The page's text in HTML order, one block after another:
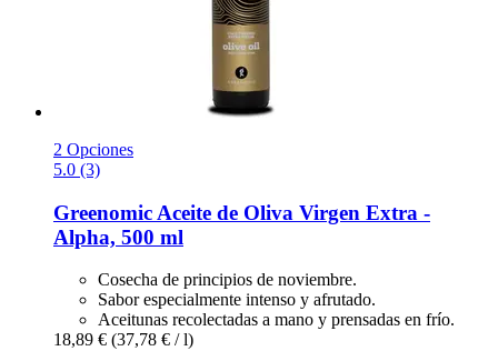
2 Opciones
5.0 (3)
Greenomic Aceite de Oliva Virgen Extra -​
Alpha, 500 ml
Cosecha de principios de noviembre.
Sabor especialmente intenso y afrutado.
Aceitunas recolectadas a mano y prensadas en frío.
18,89 € (37,78 € / l)